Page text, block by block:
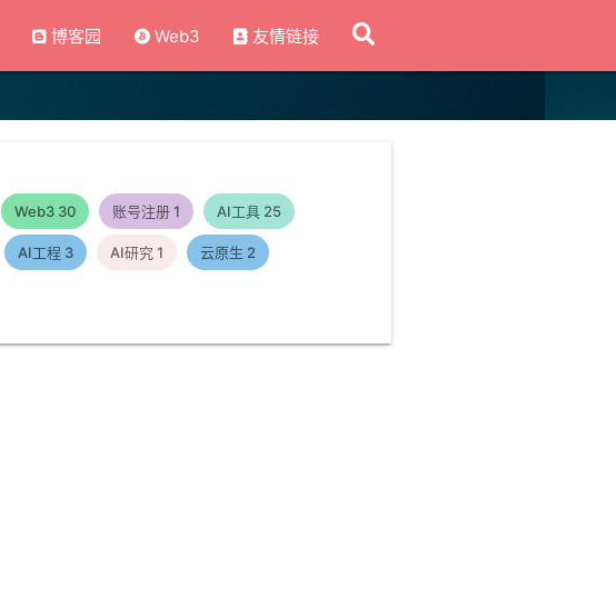
博客园 Web3 友情链接
Web3 30 账号注册1 AI工具 25
AI工程 3 AI研究 1 云原生 2